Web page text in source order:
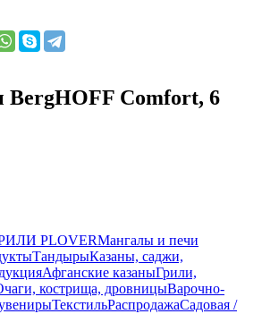
BergHOFF Comfort, 6
PLOVERМангалы и печи
ТандырыКазаны, саджи,
Афганские казаныГрили,
кострища, дровницыВарочно-
ТекстильРаспродажаСадовая /